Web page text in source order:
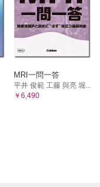
MRI一問一答
平井 俊範 工藤 與亮 堀...
￥6,490